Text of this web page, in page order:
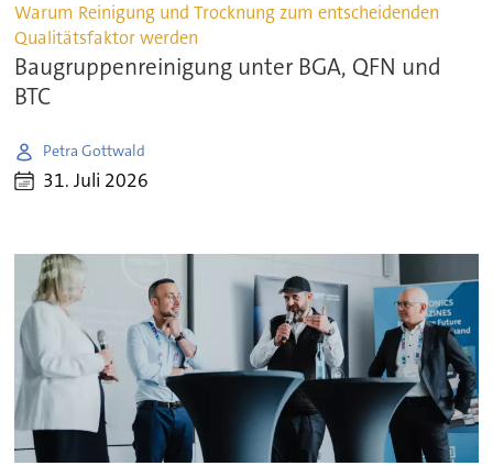
Warum Reinigung und Trocknung zum entscheidenden
Qualitätsfaktor werden
Baugruppenreinigung unter BGA, QFN und
BTC
Petra Gottwald
31. Juli 2026